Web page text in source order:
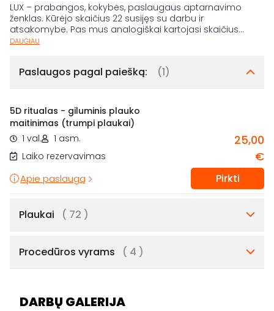
LUX – prabangos, kokybės, paslaugaus aptarnavimo
ženklas. Kūrėjo skaičius 22 susijęs su darbu ir
atsakomybe. Pas mus analogiškai kartojasi skaičius...
DAUGIAU
Paslaugos pagal paiešką: (1)
5D ritualas - giluminis plauko
maitinimas (trumpi plaukai)
1 val.
1 asm.
Laiko rezervavimas
25,00
€
Apie paslaugą Pirkti
Plaukai ( 72 )
Procedūros vyrams ( 4 )
DARBŲ GALERIJA